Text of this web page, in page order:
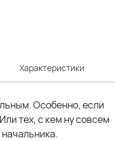
Характеристики
Особенно, если
тех, с кем ну совсем